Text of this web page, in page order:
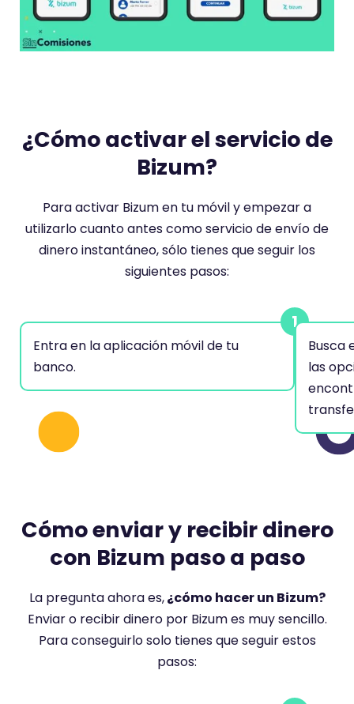
¿Cómo activar el servicio de
Bizum?
Para activar Bizum en tu móvil y empezar a
utilizarlo cuanto antes como servicio de envío de
dinero instantáneo, sólo tienes que seguir los
siguientes pasos:
Entra en la aplicación móvil de tu
banco.
Busca
las
Cómo enviar y recibir dinero
con Bizum paso a paso
La pregunta ahora es,¿cómo hacer un Bizum?
Enviar o recibir dinero por Bizum es muy sencillo.
Para conseguirlo solo tienes que seguir estos
pasos: